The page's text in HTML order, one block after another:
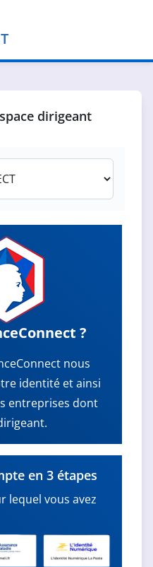
dirigeant
?
nous
identité et ainsi
entreprises dont
en 3 étapes
lequel vous avez